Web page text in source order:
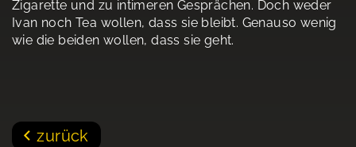
Zigarette und zu intimeren Gesprächen. Doch weder
Ivan noch Tea wollen, dass sie bleibt. Genauso wenig
wie die beiden wollen, dass sie geht.
zurück